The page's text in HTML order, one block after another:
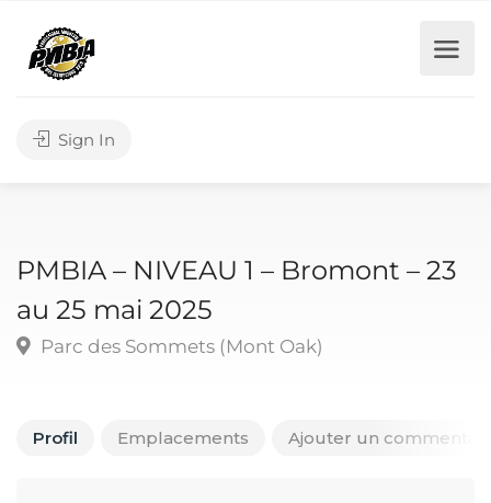
Sign In
PMBIA – NIVEAU 1 – Bromont – 23
au 25 mai 2025
Parc des Sommets (Mont Oak)
Profil Emplacements Ajouter un